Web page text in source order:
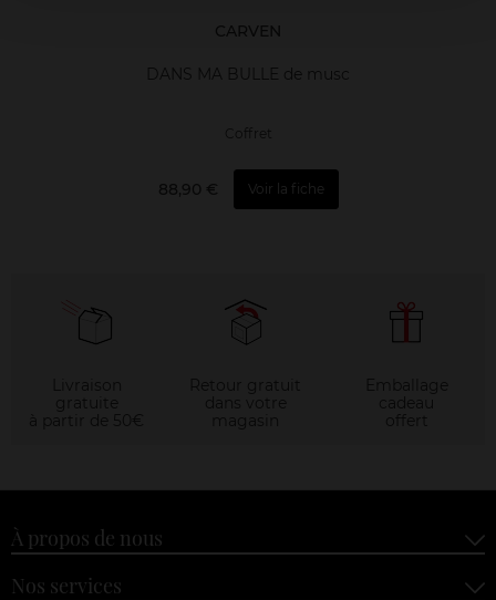
CARVEN
DANS MA BULLE de musc
Coffret
88,90 € Voir la fiche
À propos de nous
Nos services